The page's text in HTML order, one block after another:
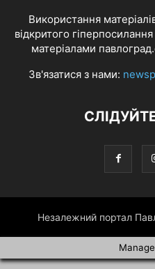
Використання
відкритого
матеріалами
Зв'язатися з нами:
Незалежний портал